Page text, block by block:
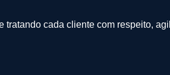
cada cliente com respeito,